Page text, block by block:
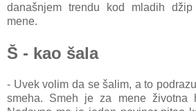
današnjem trendu kod mladih
mene.
Š - kao šala
- Uvek volim da se šalim, a to
smeha. Smeh je za mene životna